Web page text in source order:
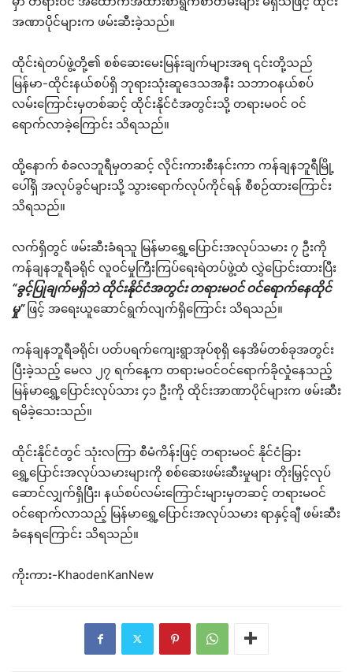
အဏာပိုင်များက ဖမ်းဆီးခဲ့သည်။
ထိုင်းရဲတပ်ဖွဲ့တို့၏ စစ်ဆေးမေးမြန်းချက်များအရ ၎င်းတို့သည်
မြန်မာ-ထိုင်းနယ်စပ်ရှိ ဘုရားသုံးဆူဒေသအနီး သဘာဝနယ်စပ်
လမ်းကြောင်းမှတစ်ဆင့် ထိုင်းနိုင်ငံအတွင်းသို့ တရားမဝင် ဝင်
ရောက်လာခဲ့ကြောင်း သိရသည်။
ထို့နောက် စံခလဘူရီမှတဆင့် လိုင်းကားစီးနင်းကာ ကန်ချနဘူရီမြို့
ပေါ်ရှိ အလုပ်ခွင်များသို့ သွားရောက်လုပ်ကိုင်ရန် စီစဉ်ထားကြောင်း
သိရသည်။
လက်ရှိတွင် ဖမ်းဆီးခံရသူ မြန်မာရွှေ့ပြောင်းအလုပ်သမား ၇ ဦးကို
ကန်ချနဘူရီခရိုင် လူဝင်မှုကြီးကြပ်ရေးရဲတပ်ဖွဲ့ထံ လွှဲပြောင်းထားပြီး
“ခွင့်ပြုချက်မရှိဘဲ ထိုင်းနိုင်ငံအတွင်း တရားမဝင် ဝင်ရောက်နေထိုင်
မှု” ဖြင့် အရေးယူဆောင်ရွက်လျက်ရှိကြောင်း သိရသည်။
ကန်ချနဘူရီခရိုင်၊ ပတ်ပရက်ကျေးရွာအုပ်စုရှိ နေအိမ်တစ်ခုအတွင်း
ပြီးခဲ့သည့် မေလ ၂၇ ရက်နေ့က တရားမဝင်ဝင်ရောက်ခိုလှုံနေသည့်
မြန်မာရွှေ့ပြောင်းလုပ်သား ၄၁ ဦးကို ထိုင်းအာဏာပိုင်များက ဖမ်းဆီး
ရမိခဲ့သေးသည်။
ထိုင်းနိုင်ငံတွင် သုံးလကြာ စီမံကိန်းဖြင့် တရားမဝင် နိုင်ငံခြား
ရွှေ့ပြောင်းအလုပ်သမားများကို စစ်ဆေးဖမ်းဆီးမှုများ တိုးမြှင့်လုပ်
ဆောင်လျှက်ရှိပြီး၊ နယ်စပ်လမ်းကြောင်းများမှတဆင့် တရားမဝင်
ဝင်ရောက်လာသည့် မြန်မာရွှေ့ပြောင်းအလုပ်သမား ရာနှင့်ချီ ဖမ်းဆီး
ခံနေရကြောင်း သိရသည်။
ကိုးကား-KhaodenKanNew